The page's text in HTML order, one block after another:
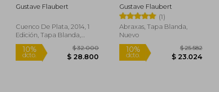
Gustave Flaubert
Cuenco De Plata, 2014, 1
Edición, Tapa Blanda,
Nuevo
Gustave Flaubert
(1)
Abraxas, Tapa Blanda,
Nuevo